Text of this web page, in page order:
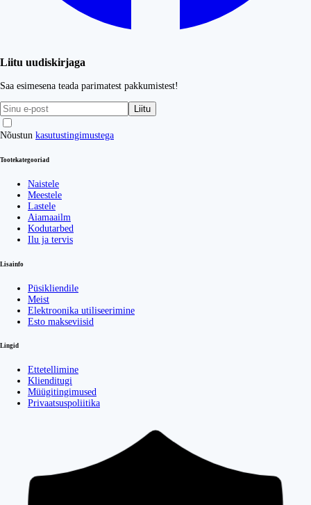
Liitu uudiskirjaga
Saa esimesena teada parimatest pakkumistest!
Liitu
Nõustun kasutustingimustega
Tootekategooriad
Naistele
Meestele
Lastele
Aiamaailm
Kodutarbed
Ilu ja tervis
Lisainfo
Püsikliendile
Meist
Elektroonika utiliseerimine
Esto makseviisid
Lingid
Ettetellimine
Klienditugi
Müügitingimused
Privaatsuspoliitika